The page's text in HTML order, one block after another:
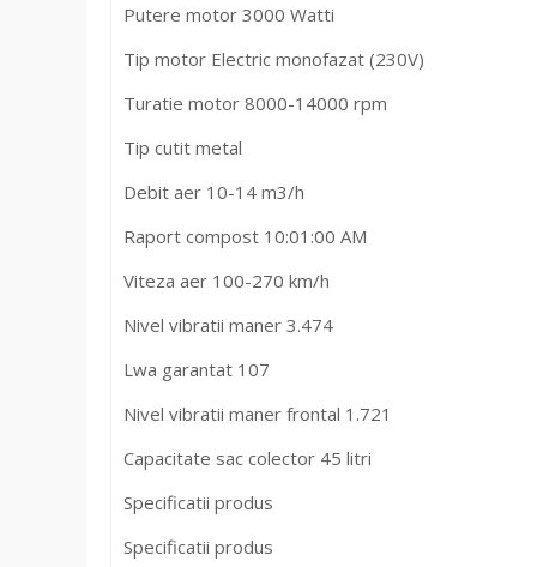
Putere motor 3000 Watti
Tip motor Electric monofazat (230V)
Turatie motor 8000-14000 rpm
Tip cutit metal
Debit aer 10-14 m3/h
Raport compost 10:01:00 AM
Viteza aer 100-270 km/h
Nivel vibratii maner 3.474
Lwa garantat 107
Nivel vibratii maner frontal 1.721
Capacitate sac colector 45 litri
Specificatii produs
Specificatii produs